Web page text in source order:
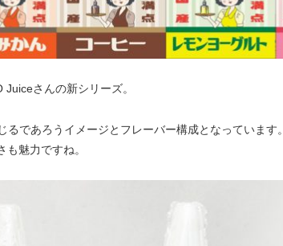
Juiceさんの新シリーズ。
であろうイメージとフレーバー構成となっています。
魅力ですね。